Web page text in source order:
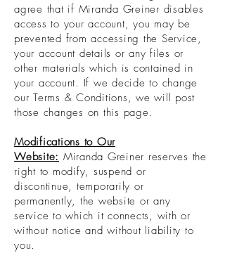
agree that if Miranda Greiner disables
access to your account, you may be
prevented from accessing the Service,
your account details or any files or
other materials which is contained in
your account. If we decide to change
our Terms & Conditions, we will post
those changes on this page.
Modifications to Our
Website: Miranda Greiner reserves the
right to modify, suspend or
discontinue, temporarily or
permanently, the website or any
service to which it connects, with or
without notice and without liability to
you.